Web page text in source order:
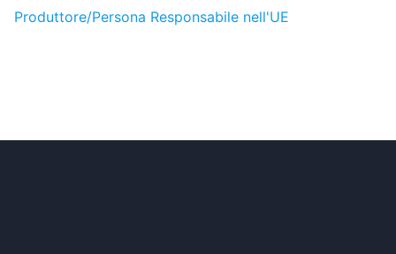
Produttore/Persona Responsabile nell'UE